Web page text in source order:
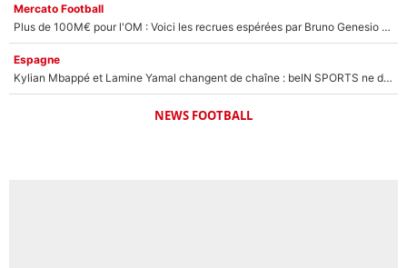
Mercato Football
Plus de 100M€ pour l'OM : Voici les recrues espérées par Bruno Genesio et Grégory Lorenzi après l’opération dégraissage
Espagne
Kylian Mbappé et Lamine Yamal changent de chaîne : beIN SPORTS ne digère pas cette décision historique et prédit un fiasco pour la Liga
NEWS FOOTBALL